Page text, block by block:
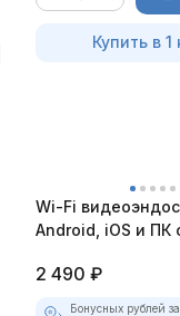
Купить в 1
Wi-Fi
Android, iOS и ПК
2 490 ₽
Бонусных рублей